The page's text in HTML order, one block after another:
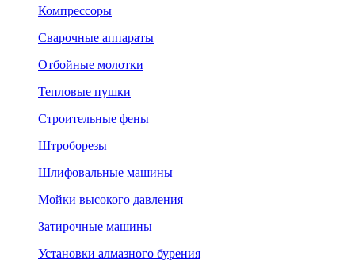
Компрессоры
Сварочные аппараты
Отбойные молотки
Тепловые пушки
Строительные фены
Штроборезы
Шлифовальные машины
Мойки высокого давления
Затирочные машины
Установки алмазного бурения